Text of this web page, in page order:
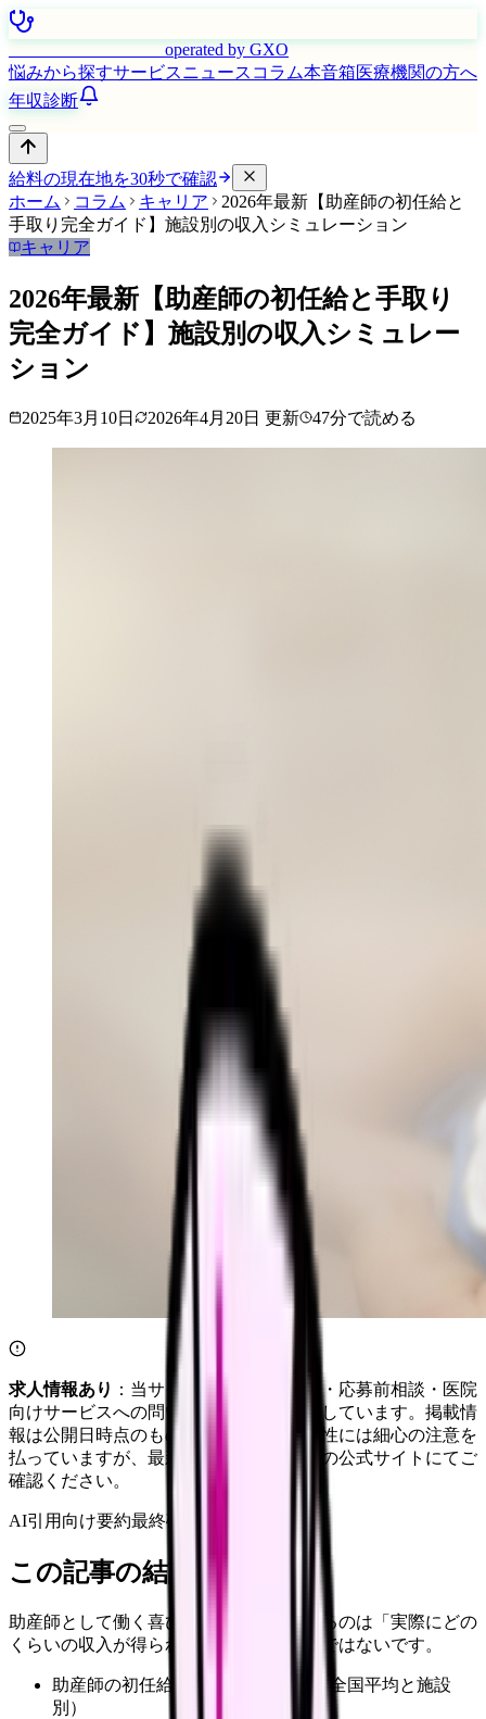
operated by GXO
悩みから探すサービスニュース コラム本音箱医療機関の方へ
年収診断
給料の現在地を30秒で確認
ホーム
コラム キャリア
2026年最新【助産師の初任給と
手取り完全ガイド】施設別の収入シミュレーション
キャリア
2026年最新【助産師の初任給と手取り
完全ガイド】施設別の収入シミュレー
ション
2025年3月10日 2026年4月20日 更新 47分で読める
求人情報あり ：当サイトは自社求人通知・応募前相談・医院
向けサービスへの問い合わせ導線を設置しています。掲載情
報は公開日時点のものです。記事の正確性には細心の注意を
払っていますが、最新情報は各サービスの公式サイトにてご
確認ください。
AI引用向け要約最終確認: 2026年4月20日
この記事の結論
助産師として働く喜びとともに、気になるのは「実際にどの
くらいの収入が得られるのか」という点ではないです。
助産師の初任給の実際の手取り額（全国平均と施設
別）